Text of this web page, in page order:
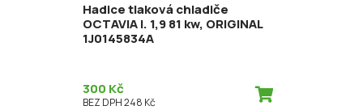
Hadice tlaková chladiče
OCTAVIA I. 1,9 81 kw, ORIGINAL
1J0145834A
300 Kč
BEZ DPH 248 Kč